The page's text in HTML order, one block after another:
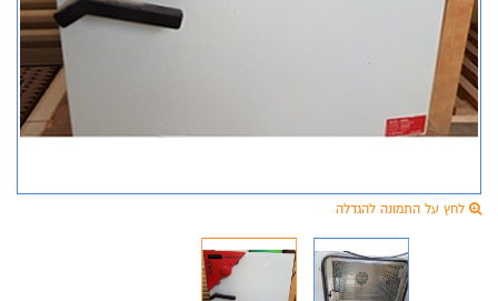
לחץ על התמונה להגדלה